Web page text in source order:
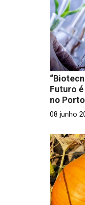
Futuro é
no Porto
08 junho